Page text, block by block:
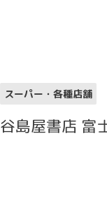
スーパー・各種店舗
谷島屋書店 富